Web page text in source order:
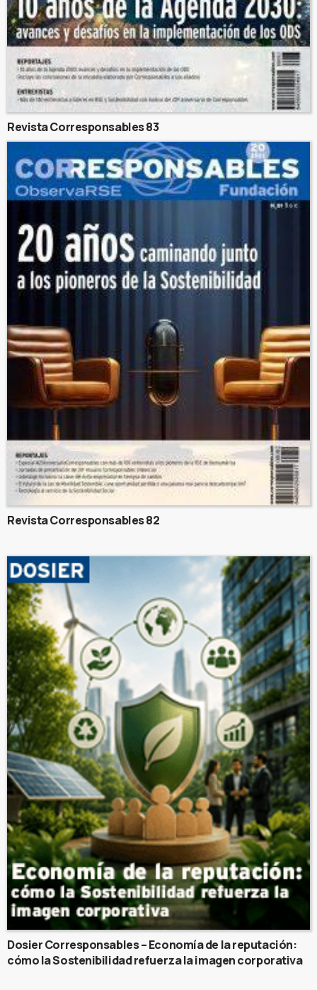
Revista Corresponsables 83
Revista Corresponsables 82
Dosier Corresponsables – Economía de la reputación:
cómo la Sostenibilidad refuerza la imagen corporativa